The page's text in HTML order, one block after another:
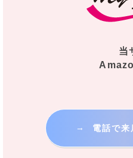
当
→ 電話で